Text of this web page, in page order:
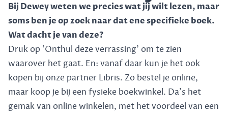
Bij Dewey weten we precies wat jij wilt lezen, maar
soms ben je op zoek naar dat ene specifieke boek.
Wat dacht je van deze?
Druk op 'Onthul deze verrassing' om te zien
waarover het gaat. En: vanaf daar kun je het ook
kopen bij onze partner Libris. Zo bestel je online,
maar koop je bij een fysieke boekwinkel. Da's het
gemak van online winkelen, met het voordeel van een